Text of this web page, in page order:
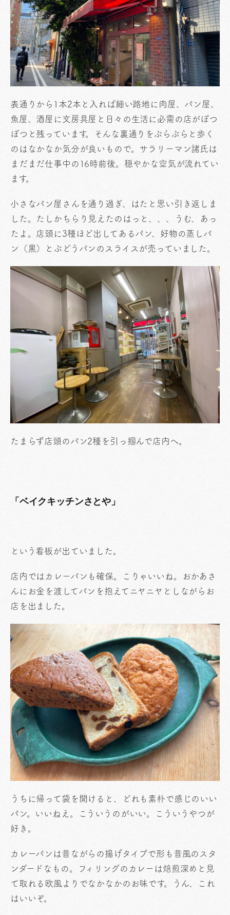
表通りから1本2本と入れば細い路地に肉屋、パン屋、
魚屋、酒屋に文房具屋と日々の生活に必需の店がぽつ
ぽつと残っています。そんな裏通りをぶらぶらと歩く
のはなかなか気分が良いもので。サラリーマン諸氏は
まだまだ仕事中の16時前後。穏やかな空気が流れてい
ます。
小さなパン屋さんを通り過ぎ、はたと思い引き返しま
した。たしかちらり見えたのはっと、、、うむ、あっ
たよ。店頭に3種ほど出してあるパン、好物の蒸しパ
ン（黒）とぶどうパンのスライスが売っていました。
たまらず店頭のパン2種を引っ掴んで店内へ。
「ベイクキッチンさとや」
という看板が出ていました。
店内ではカレーパンも確保。こりゃいいね。おかあさ
んにお金を渡してパンを抱えてニヤニヤとしながらお
店を出ました。
うちに帰って袋を開けると、どれも素朴で感じのいい
パン。いいねえ。こういうのがいい。こういうやつが
好き。
カレーパンは昔ながらの揚げタイプで形も昔風のスタ
ンダードなもの。フィリングのカレーは焙煎深めと見
て取れる欧風よりでなかなかのお味です。うん、これ
はいいぞ。